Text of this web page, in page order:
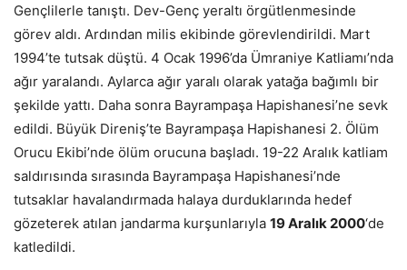
Gençlilerle tanıştı. Dev-Genç yeraltı örgütlenmesinde
görev aldı. Ardından milis ekibinde görevlendirildi. Mart
1994’te tutsak düştü. 4 Ocak 1996’da Ümraniye Katliamı’nda
ağır yaralandı. Aylarca ağır yaralı olarak yatağa bağımlı bir
şekilde yattı. Daha sonra Bayrampaşa Hapishanesi’ne sevk
edildi. Büyük Direniş’te Bayrampaşa Hapishanesi 2. Ölüm
Orucu Ekibi’nde ölüm orucuna başladı. 19-22 Aralık katliam
saldırısında sırasında Bayrampaşa Hapishanesi’nde
tutsaklar havalandırmada halaya durduklarında hedef
gözeterek atılan jandarma kurşunlarıyla 19 Aralık 2000‘de
katledildi.